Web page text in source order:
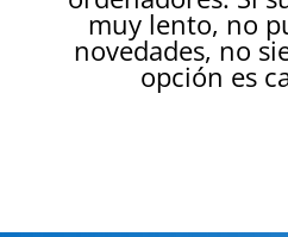
muy lento, no
novedades, no
opción es